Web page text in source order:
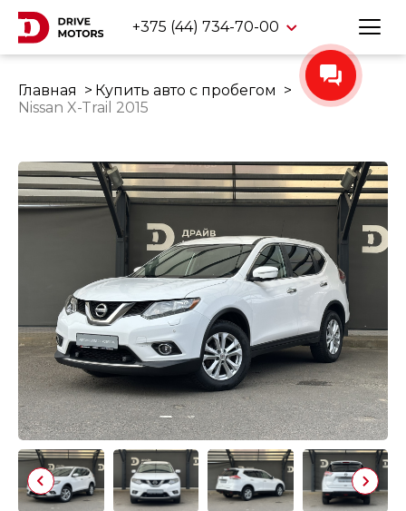
+375 (44) 734-70-00
Главная
Купить авто с пробегом
Nissan X-Trail 2015